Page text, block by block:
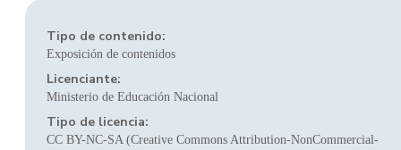
Tipo de contenido:
Exposición de contenidos
Licenciante:
Ministerio de Educación Nacional
Tipo de licencia:
CC BY-NC-SA (Creative Commons Attribution-NonCommercial-